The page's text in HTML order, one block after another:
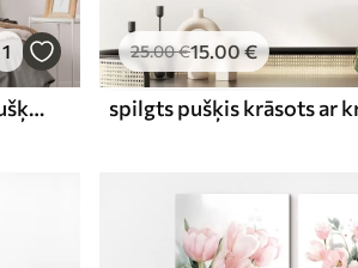
1
Skaistu baltu un rozā peoniju pušķa glezna stikla vāzē uz koka galda
25.00€15.00€
spilgts pušķis krāsots ar